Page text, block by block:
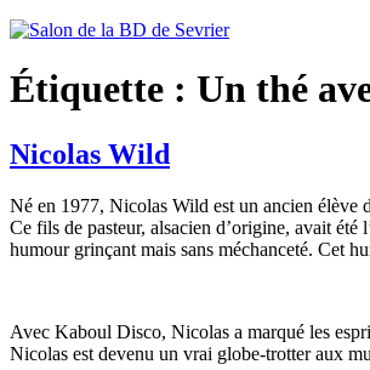
Étiquette : Un thé
Nicolas Wild
Né en 1977, Nicolas Wild est un ancien élève
Ce fils de pasteur, alsacien d’origine, avait été
humour grinçant mais sans méchanceté. Cet
Avec Kaboul Disco, Nicolas a marqué les
Nicolas est devenu un vrai globe-trotter aux